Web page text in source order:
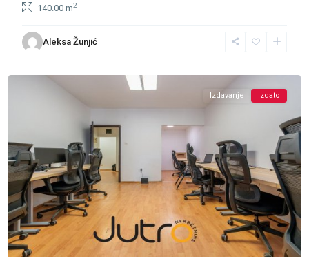
140.00 m2
Aleksa Žunjić
Momišići,
Izdavanje Izdato